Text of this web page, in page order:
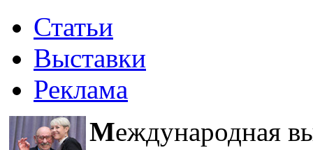
Статьи
Выставки
Реклама
Международная